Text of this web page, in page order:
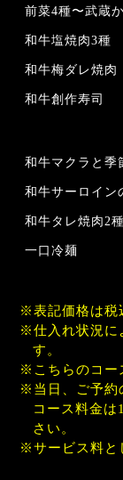
前菜4種〜武蔵
和牛塩焼肉3種
和牛梅ダレ焼肉
和牛創作寿司
和牛マクラと季
和牛サーロイン
和牛タレ焼肉2種
一口冷麺
表記価格は税
仕入れ状況に
す。
こちらのコー
当日、ご予
コース料金は
さい。
サービス料と